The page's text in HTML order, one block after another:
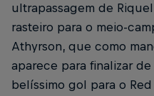
ultrapassagem de
rasteiro para o meio-
Athyrson, que como
aparece para finalizar
belíssimo gol para o